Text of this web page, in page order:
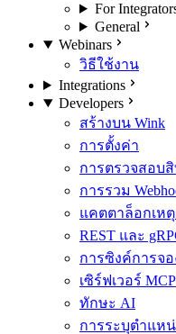
For
General
Webinars
วิธีใช้งาน
Integrations
Developers
สร้างบน Wink
การตั้งค่า
การตรวจสอบ
การรวม
แคตตาล็อกเห
REST และ
การซิงค์การจอ
เซิร์ฟเวอร์ MCP
ทักษะ AI
การระบุตำแห